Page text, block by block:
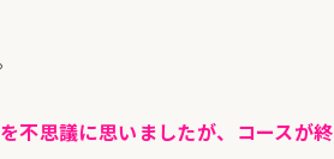
不思議に思いましたが、コースが終